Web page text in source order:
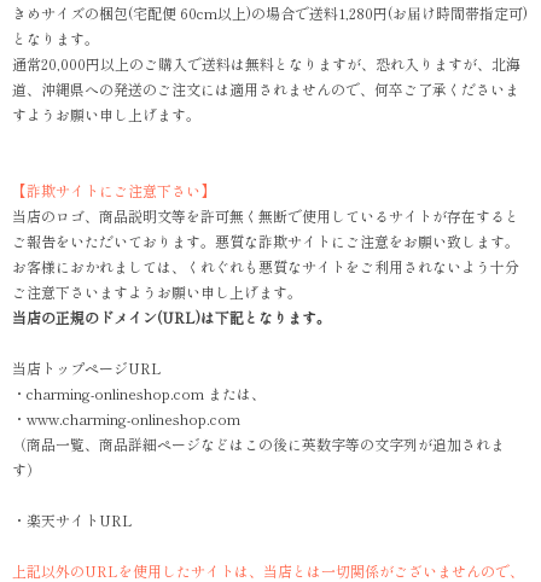
きめサイズの梱包(宅配便 60cm以上)の場合で送料1,280円(お届け時間帯指定可)
となります。
通常20,000円以上のご購入で送料は無料となりますが、恐れ入りますが、北海
道、沖縄県への発送のご注文には適用されませんので、何卒ご了承くださいま
すようお願い申し上げます。
【詐欺サイトにご注意下さい】
当店のロゴ、商品説明文等を許可無く無断で使用しているサイトが存在すると
ご報告をいただいております。悪質な詐欺サイトにご注意をお願い致します。
お客様におかれましては、くれぐれも悪質なサイトをご利用されないよう十分
ご注意下さいますようお願い申し上げます。
当店の正規のドメイン(URL)は下記となります。
当店トップページURL
・charming-onlineshop.com または、
・www.charming-onlineshop.com
（商品一覧、商品詳細ページなどはこの後に英数字等の文字列が追加されま
す）
・楽天サイトURL
上記以外のURLを使用したサイトは、当店とは一切関係がございませんので、